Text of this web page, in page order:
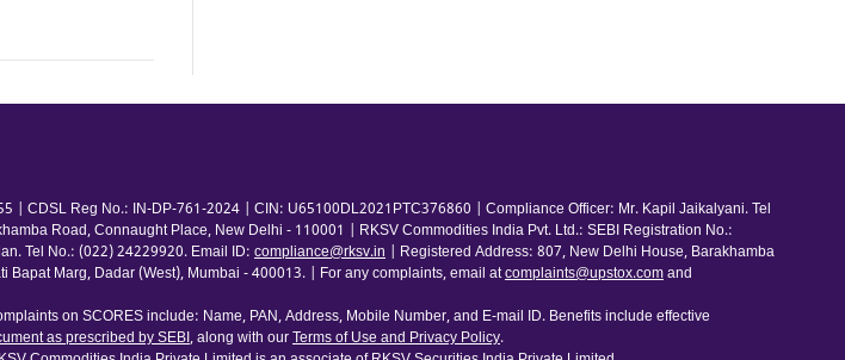
| CDSL Reg No.: IN-DP-761-2024 | CIN: U65100DL2021PTC376860 | Compliance Officer: Mr. Kapil Jaikalyani. Tel
Road, Connaught Place, New Delhi - 110001 | RKSV Commodities India Pvt. Ltd.: SEBI Registration No.:
Tel No.: (022) 24229920. Email ID: compliance@rksv.in
| Registered Address: 807, New Delhi House, Barakhamba
Marg, Dadar (West), Mumbai - 400013. | For any complaints, email atcomplaints@upstox.comand
on SCORES include: Name, PAN, Address, Mobile Number, and E-mail ID. Benefits include effective
as prescribed by SEBI, along with ourTerms of Use and Privacy Policy.